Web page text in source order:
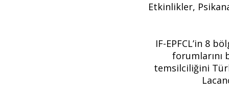
Etkinlikler,
IF-EPFCL’in 8
forumlarını
temsilciliğini